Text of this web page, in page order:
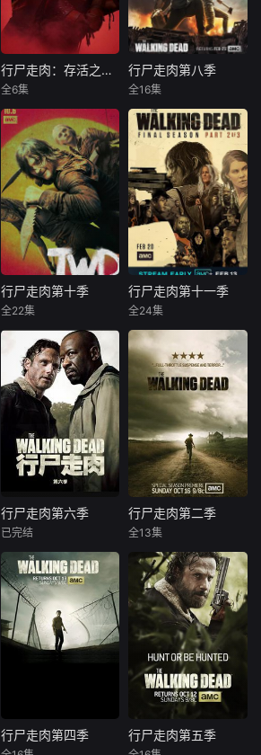
行尸走肉：存活之人第一季
丹娜·奎里拉
莱斯丽-安·布莱德
继续讲述“两个
被改变了的世界所
改变的角色的宏大
爱情故事”，Rick和
Michonne被不可
阻挡的力量和他们
自身的原因分开
了，进入了另一个
世界，掀起了一场
而最终，他们要面
对活人。在
行尸走肉：存活之人第一季
全6集
行尸走肉第八季
诺曼·瑞杜斯
劳伦·科汉
AMC正式宣布
续订《行尸走肉》
第八季。
行尸走肉第八季
全16集
行尸走肉第十季
丹娜·奎里拉
梅丽莎·麦克布莱德
美剧《行尸走
肉》主演安德鲁·林
肯退出的消息才发
布没多久，今天，
安德鲁·林肯就对媒
体发声，他说：“我
还是会回归《行尸
走肉》的，就是第
十季，并且还会以
成为第十季的导演
之一。”演员升级成
行尸走肉第十季
全22集
行尸走肉第十一季
梅丽莎·麦克布莱德
“这是一条你根
本不想走的路”。丧
尸肆虐，各方出
手，危机四伏，“死
亡竞赛”通向大结
局。
行尸走肉第十一季
全24集
行尸走肉第六季
詹妮弗·林奇
迈克尔·斯劳韦
《行尸走肉》改编
自同名漫画，该剧
于2010年10月31
为止已经播出了五
季，从开播至今收
行尸走肉第六季
已完结
行尸走肉第二季
乔·博恩瑟
莎拉·韦恩·卡丽丝
《行尸走肉》第一
季虽说只有短短的
6集，但触动观众
心灵的恐惧剧情，
逼真的任务特效已
经让丧失迷们欲罢
不能了，第一季的
剧情主要发生在城
市了，在一片狼藉
行尸走肉第二季
全13集
行尸走肉第四季
行尸走肉第四季 行尸走肉第五季
行尸走肉第五季